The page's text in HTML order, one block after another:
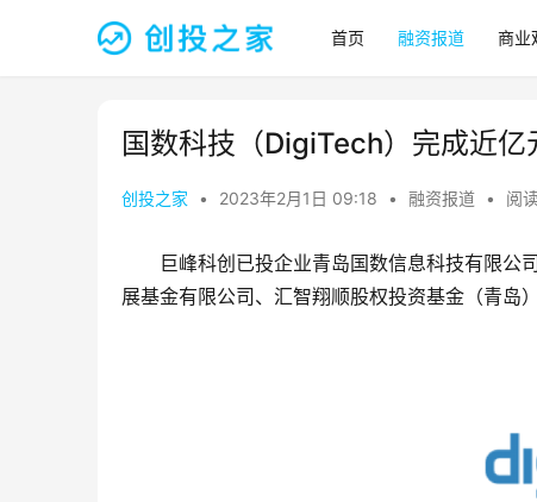
首页 融资报道 商业
国数科技（DigiTech）完成近亿
创投之家 • 2023年2月1日 09:18 • 融资报道 • 阅
巨峰科创已投企业青岛国数信息科技有限公
展基金有限公司、汇智翔顺股权投资基金（青岛